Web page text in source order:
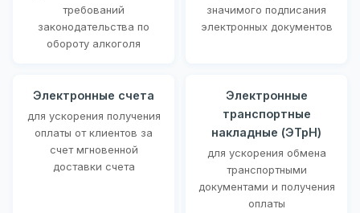
требований
законодательства по
обороту алкоголя
значимого подписания
электронных документов
Электронные счета
для ускорения получения
оплаты от клиентов за
счет мгновенной
доставки счета
Электронные
транспортные
накладные (ЭТрН)
для ускорения обмена
транспортными
документами и получения
оплаты